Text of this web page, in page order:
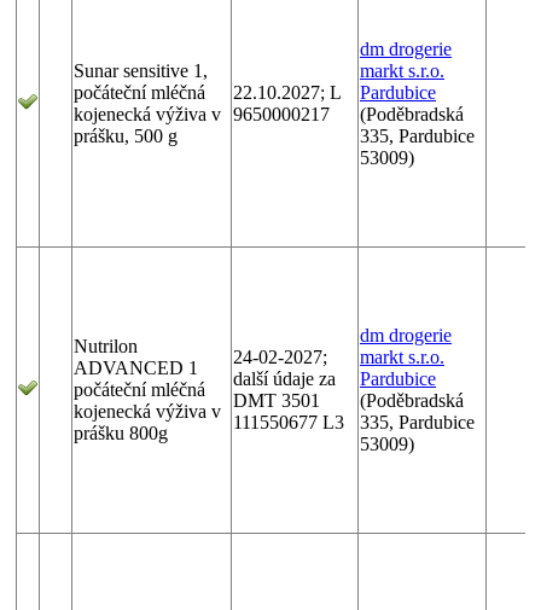
Sunar sensitive 1,
počáteční mléčná
kojenecká výživa v
prášku, 500 g
22.10.2027; L
9650000217
dm drogerie
markt s.r.o.
Pardubice
(Poděbradská
335, Pardubice
53009)
Nutrilon
ADVANCED 1
počáteční mléčná
kojenecká výživa v
prášku 800g
24-02-2027;
další údaje za
DMT 3501
111550677 L3
dm drogerie
markt s.r.o.
Pardubice
(Poděbradská
335, Pardubice
53009)